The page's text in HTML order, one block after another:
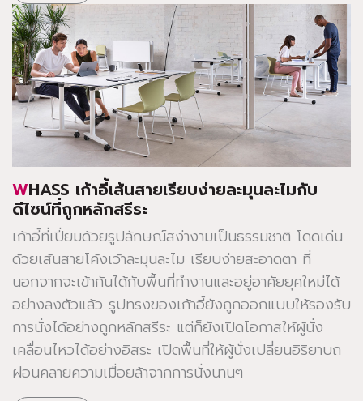
WHASS เก้าอี้เส้นสายเรียบง่ายละมุนละไมกับ
ดีไซน์ที่ถูกหลักสรีระ
เก้าอี้ที่เปี่ยมด้วยรูปลักษณ์สง่างามเป็นธรรมชาติ โดดเด่น
ด้วยเส้นสายโค้งเว้าละมุนละไม เรียบง่ายสะอาดตา ที่
นอกจากจะเข้ากันได้กับพื้นที่ทำงานและอยู่อาศัยยุคใหม่ได้
อย่างลงตัวแล้ว รูปทรงของเก้าอี้ยังถูกออกแบบให้รองรับ
การนั่งได้อย่างถูกหลักสรีระ แต่ก็ยังเปิดโอกาสให้ผู้นั่ง
เคลื่อนไหวได้อย่างอิสระ เปิดพื้นที่ให้ผู้นั่งเปลี่ยนอิริยาบถ
ผ่อนคลายความเมื่อยล้าจากการนั่งนานๆ